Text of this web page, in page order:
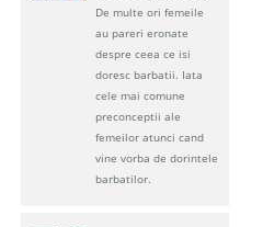
De multe ori femeile
au pareri eronate
despre ceea ce isi
doresc barbatii. Iata
cele mai comune
preconceptii ale
femeilor atunci cand
vine vorba de dorintele
barbatilor.